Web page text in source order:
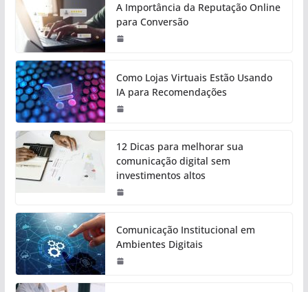
A Importância da Reputação Online
para Conversão
Como Lojas Virtuais Estão Usando
IA para Recomendações
12 Dicas para melhorar sua
comunicação digital sem
investimentos altos
Comunicação Institucional em
Ambientes Digitais